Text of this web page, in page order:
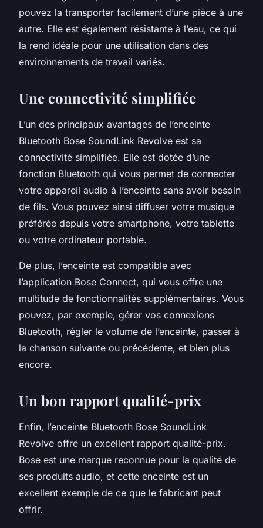
pouvez la transporter facilement d’une pièce à une
autre. Elle est également résistante à l’eau, ce qui
la rend idéale pour une utilisation dans des
environnements de travail variés.
Une connectivité simplifiée
L’un des principaux avantages de l’enceinte
Bluetooth Bose SoundLink Revolve est sa
connectivité simplifiée. Elle est dotée d’une
fonction Bluetooth qui vous permet de connecter
votre appareil audio à l’enceinte sans avoir besoin
de fils. Vous pouvez ainsi diffuser votre musique
préférée depuis votre smartphone, votre tablette
ou votre ordinateur portable.
De plus, l’enceinte est compatible avec
l’application Bose Connect, qui vous offre une
multitude de fonctionnalités supplémentaires. Vous
pouvez, par exemple, gérer vos connexions
Bluetooth, régler le volume de l’enceinte, passer à
la chanson suivante ou précédente, et bien plus
encore.
Un bon rapport qualité-prix
Enfin, l’enceinte Bluetooth Bose SoundLink
Revolve offre un excellent rapport qualité-prix.
Bose est une marque reconnue pour la qualité de
ses produits audio, et cette enceinte est un
excellent exemple de ce que le fabricant peut
offrir.